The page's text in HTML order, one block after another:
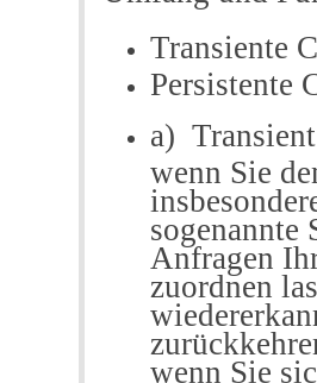
Transiente
Persistente
a)
wenn Sie
sogenannte
Anfragen
zuordnen
wenn Sie